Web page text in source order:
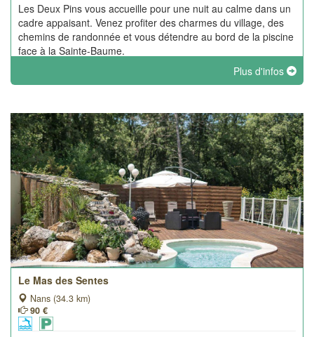
Les Deux Pins vous accueille pour une nuit au calme dans un
cadre appaisant. Venez profiter des charmes du village, des
chemins de randonnée et vous détendre au bord de la piscine
face à la Sainte-Baume.
Plus d'infos
Le Mas des Sentes
Nans (34.3 km)
90 €